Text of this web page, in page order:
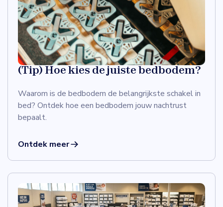
(Tip) Hoe kies de juiste bedbodem?
Waarom is de bedbodem de belangrijkste schakel in
bed? Ontdek hoe een bedbodem jouw nachtrust
bepaalt.
Ontdek meer